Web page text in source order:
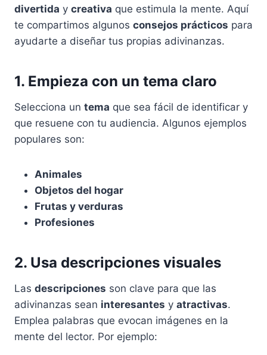
divertida y creativa que estimula la mente. Aquí
te compartimos algunos consejos prácticos para
ayudarte a diseñar tus propias adivinanzas.
1. Empieza con un tema claro
Selecciona un tema que sea fácil de identificar y
que resuene con tu audiencia. Algunos ejemplos
populares son:
Animales
Objetos del hogar
Frutas y verduras
Profesiones
2. Usa descripciones visuales
Las descripciones son clave para que las
adivinanzas sean interesantes y atractivas.
Emplea palabras que evocan imágenes en la
mente del lector. Por ejemplo: